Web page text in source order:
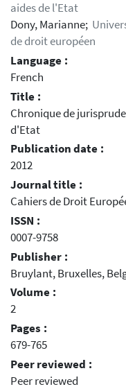
aides de l'Etat
Dony, Marianne;
de droit européen
Language :
French
Title :
Chronique de
d'Etat
Publication date :
2012
Journal title :
Cahiers de Droit
ISSN :
0007-9758
Publisher :
Bruylant, Bruxelles,
Volume :
2
Pages :
679-765
Peer reviewed :
Peer reviewed